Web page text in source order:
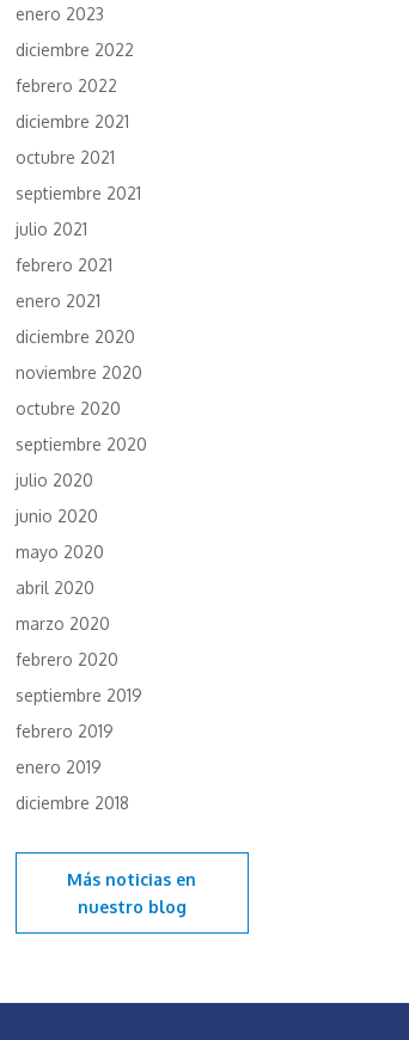
enero 2023
diciembre 2022
febrero 2022
diciembre 2021
octubre 2021
septiembre 2021
julio 2021
febrero 2021
enero 2021
diciembre 2020
noviembre 2020
octubre 2020
septiembre 2020
julio 2020
junio 2020
mayo 2020
abril 2020
marzo 2020
febrero 2020
septiembre 2019
febrero 2019
enero 2019
diciembre 2018
Más noticias en
nuestro blog